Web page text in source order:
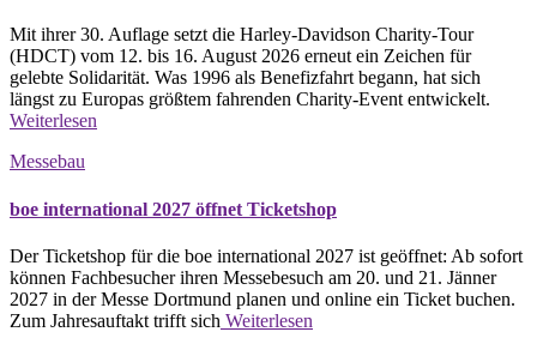
Mit ihrer 30. Auflage setzt die Harley-Davidson Charity-Tour
(HDCT) vom 12. bis 16. August 2026 erneut ein Zeichen für
gelebte Solidarität. Was 1996 als Benefizfahrt begann, hat sich
längst zu Europas größtem fahrenden Charity-Event entwickelt.
Weiterlesen
Messebau
boe international 2027 öffnet Ticketshop
Der Ticketshop für die boe international 2027 ist geöffnet: Ab sofort
können Fachbesucher ihren Messebesuch am 20. und 21. Jänner
2027 in der Messe Dortmund planen und online ein Ticket buchen.
Zum Jahresauftakt trifft sich Weiterlesen